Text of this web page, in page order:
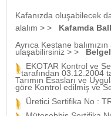
Kafanızda oluşabilecek
alalım > > Kafamda
Ayrıca Kestane
ulaşabilirsiniz > >
EKOTAR Kontrol ve
tarafından 03.12.2004
Tarımın Esasları ve
göre Kontrol edilmiş ve
Üretici Sertifika No :